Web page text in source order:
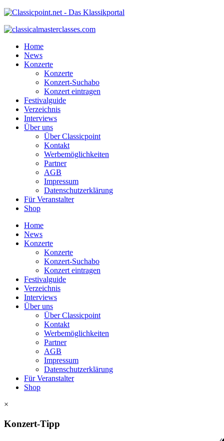
Home
News
Konzerte
Konzerte
Konzert-Suchabo
Konzert eintragen
Festivalguide
Verzeichnis
Interviews
Über uns
Über Classicpoint
Kontakt
Werbemöglichkeiten
Partner
AGB
Impressum
Datenschutzerklärung
Für Veranstalter
Shop
Home
News
Konzerte
Konzerte
Konzert-Suchabo
Konzert eintragen
Festivalguide
Verzeichnis
Interviews
Über uns
Über Classicpoint
Kontakt
Werbemöglichkeiten
Partner
AGB
Impressum
Datenschutzerklärung
Für Veranstalter
Shop
×
Konzert-Tipp